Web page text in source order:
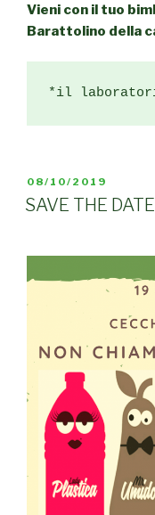
Vieni con il tuo
Barattolino della
*il
PUBBLICATO
IL
08/10/2019
SAVE THE